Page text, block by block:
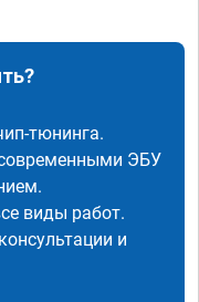
тюнинга.
ЭБУ
виды работ.
и